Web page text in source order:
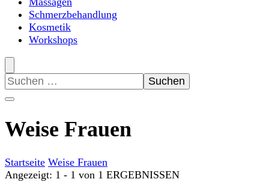
Schmerzbehandlung
Kosmetik
Workshops
Suchen
nach:
Weise Frauen
Startseite Weise Frauen
Angezeigt: 1 - 1 von 1 ERGEBNISSEN